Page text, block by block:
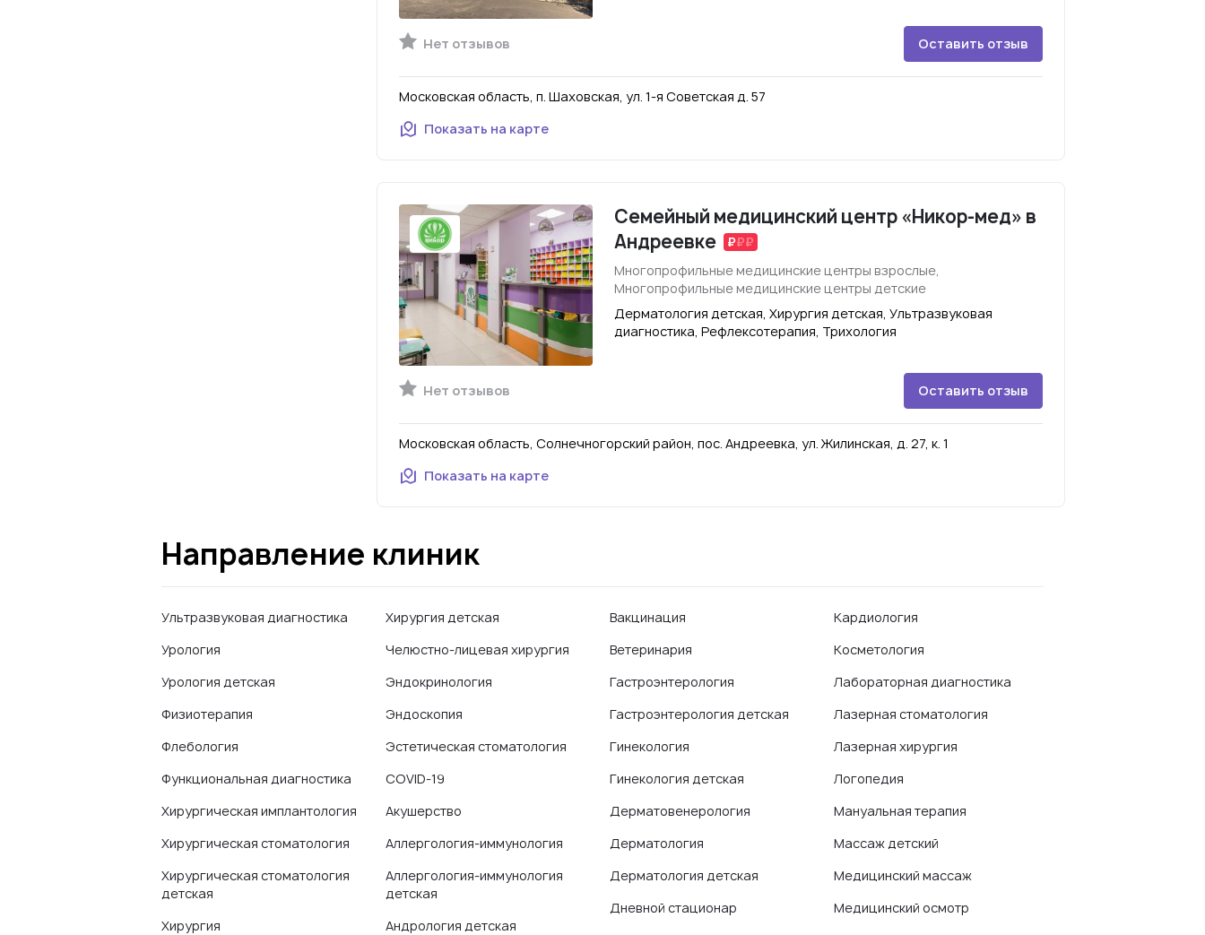
Нет отзывов Оставить отзыв
Московская область, п. Шаховская, ул. 1-я Советская д. 57
Показать на карте
Семейный медицинский центр «Никор-мед» в
Андреевке
Многопрофильные медицинские центры взрослые,
Многопрофильные медицинские центры детские
Дерматология детская, Хирургия детская, Ультразвуковая
диагностика, Рефлексотерапия, Трихология
Нет отзывов Оставить отзыв
Московская область, Солнечногорский район, пос. Андреевка, ул. Жилинская, д. 27, к. 1
Показать на карте
Направление клиник
Ультразвуковая диагностика
Урология
Урология детская
Физиотерапия
Флебология
Функциональная диагностика
Хирургическая имплантология
Хирургическая стоматология
Хирургическая стоматология
детская
Хирургия
Хирургия детская
Челюстно-лицевая хирургия
Эндокринология
Эндоскопия
Эстетическая стоматология
COVID-19
Акушерство
Аллергология-иммунология
Аллергология-иммунология
детская
Андрология детская
Вакцинация
Ветеринария
Гастроэнтерология
Гастроэнтерология детская
Гинекология
Гинекология детская
Дерматовенерология
Дерматология
Дерматология детская
Дневной стационар
Кардиология
Косметология
Лабораторная диагностика
Лазерная стоматология
Лазерная хирургия
Логопедия
Мануальная терапия
Массаж детский
Медицинский массаж
Медицинский осмотр